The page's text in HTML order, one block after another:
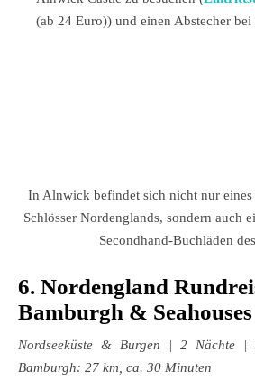
(ab 24 Euro)) und einen Abstecher
In Alnwick befindet sich nicht nur
Schlösser Nordenglands, sondern auch
Secondhand-Buchläden
6. Nordengland
Bamburgh &
Nordseeküste & Burgen | 2 Nächte |
Bamburgh: 27 km, ca. 30 Minuten